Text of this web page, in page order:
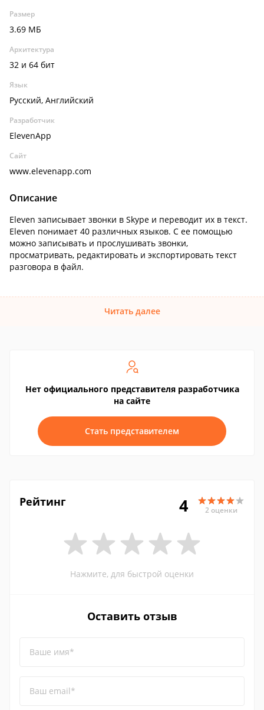
Размер
3.69 МБ
Архитектура
32 и 64 бит
Язык
Русский, Английский
Разработчик
ElevenApp
Сайт
www.elevenapp.com
Описание
Eleven записывает звонки в Skype и переводит их в текст.
Eleven понимает 40 различных языков. С ее помощью
можно записывать и прослушивать звонки,
просматривать, редактировать и экспортировать текст
разговора в файл.
Читать далее
Нет официального представителя разработчика
на сайте
Стать представителем
Рейтинг 4 2 оценки
Нажмите, для быстрой оценки
Оставить отзыв
Ваше имя*
Ваш email*